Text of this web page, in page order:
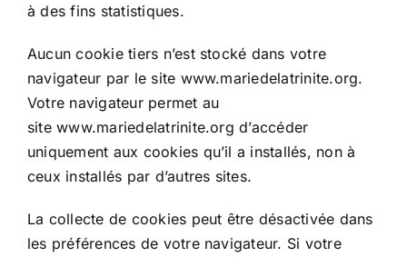
à des fins statistiques.
Aucun cookie tiers n’est stocké dans votre
navigateur par le site www.mariedelatrinite.org.
Votre navigateur permet au
site www.mariedelatrinite.org d’accéder
uniquement aux cookies qu’il a installés, non à
ceux installés par d’autres sites.
La collecte de cookies peut être désactivée dans
les préférences de votre navigateur. Si votre